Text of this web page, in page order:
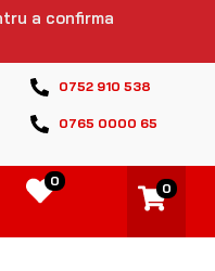
a confirma
0752 910 538
0765 0000 65
0 0